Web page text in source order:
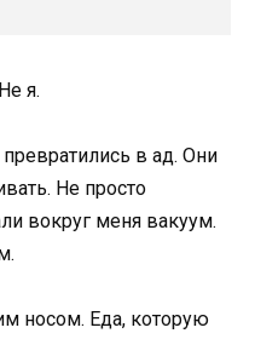
я.
в ад. Они
Не просто
вокруг меня вакуум.
носом. Еда, которую